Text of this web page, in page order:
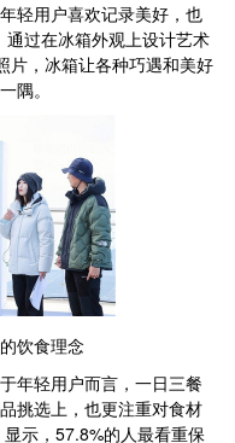
轻用户喜欢记录美好，也
通过在冰箱外观上设计艺术
片，冰箱让各种巧遇和美好
隅。
饮食理念
年轻用户而言，一日三餐
挑选上，也更注重对食材
示，57.8%的人最看重保